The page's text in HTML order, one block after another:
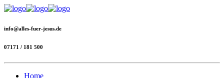
info@alles-fuer-jesus.de
07171 / 181 500
Home